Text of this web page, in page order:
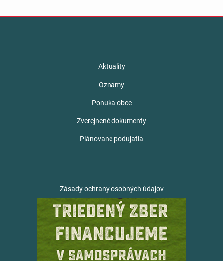
Aktuality
Oznamy
Ponuka obce
Zverejnené dokumenty
Plánované podujatia
Zásady ochrany osobných údajov